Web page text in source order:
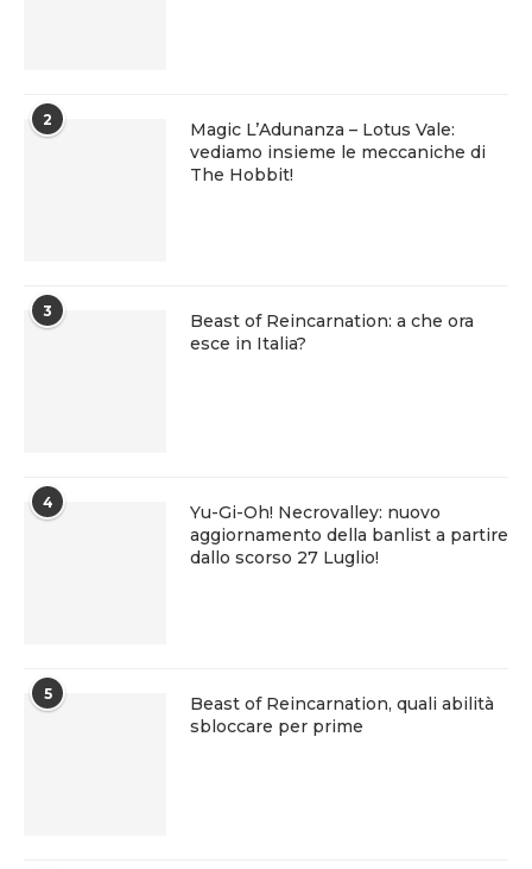
2
Magic L’Adunanza – Lotus Vale:
vediamo insieme le meccaniche di
The Hobbit!
3
Beast of Reincarnation: a che ora
esce in Italia?
4
Yu-Gi-Oh! Necrovalley: nuovo
aggiornamento della banlist a partire
dallo scorso 27 Luglio!
5
Beast of Reincarnation, quali abilità
sbloccare per prime